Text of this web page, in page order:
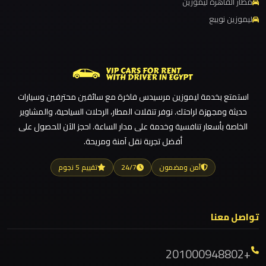
ليموزين مطار القاهرة أسعار
ليموزين مطار العلمين الجديدة
ليموزين مطار العلمين
ليموزين مطار العالمين
ليموزين مطار العاصمة الادارية
ليموزين مطار اكتوبر
ليموزين مرسيدس ايجار بالسائق فى مصر
ليموزين مرسي مطروح
العاصمة
اكتوبر
مصر
ليموزين
ليموزين نويبع
استمتع بخدمة ليموزين مرسيدس فاخرة مع سائقين محترفين وسيارات
حديثة ومجهزة لراحتك. نوفر تنقلات المطار، الرحلات السياحية، والمشاوير
الخاصة بأسعار تنافسية وخدمة على مدار الساعة. احجز الآن للحصول على
أفضل تجربة نقل آمنة ومريحة.
آمن ومضمون 24/7 تقييم 5 نجوم
تواصل معنا
+201000948802